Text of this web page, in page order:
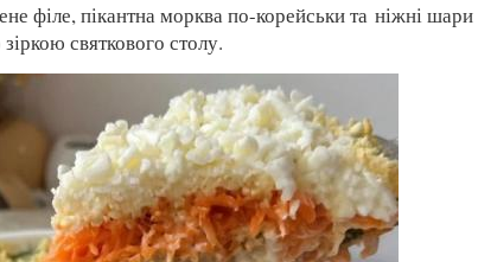
філе, пікантна морква по-корейськи та ніжні
святкового столу.